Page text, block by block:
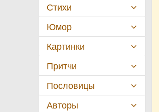
Стихи
Юмор
Картинки
Притчи
Пословицы
Авторы